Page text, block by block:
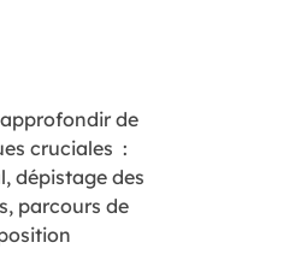
de
cruciales :
dépistage des
parcours de